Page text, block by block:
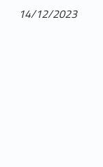
14/12/2023